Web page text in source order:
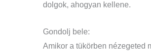
dolgok, ahogyan kellene.
Gondolj bele:
Amikor a tükörben nézegeted